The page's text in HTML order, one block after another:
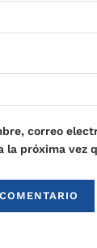
correo
la próxima vez